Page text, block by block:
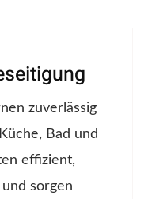
zuverlässig
Bad und
effizient,
sorgen